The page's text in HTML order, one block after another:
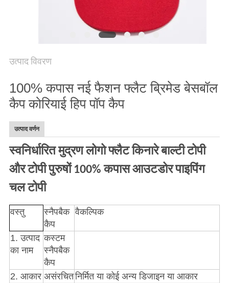
उत्पाद विवरण
100% कपास नई फैशन फ्लैट ब्रिमेड बेसबॉल
कैप कोरियाई हिप पॉप कैप
उत्पाद वर्णन
स्वनिर्धारित मुद्रण लोगो फ्लैट किनारे बाल्टी टोपी
और टोपी पुरुषों 100% कपास आउटडोर पाइपिंग
चल टोपी
वस्तु
स्नैपबैक
कैप
वैकल्पिक
1. उत्पाद
का नाम
कस्टम
स्नैपबैक
कैप
2. आकार असंरचितनिर्मित या कोई अन्य डिजाइन या आकार